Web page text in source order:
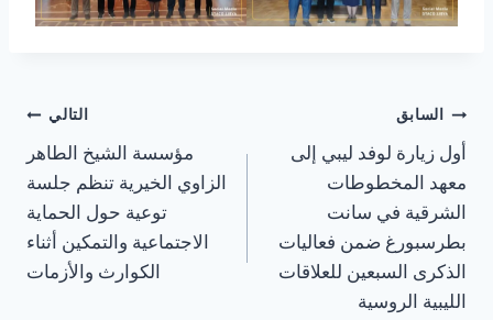
السابق
أول زيارة لوفد ليبي إلى
معهد المخطوطات
الشرقية في سانت
بطرسبورغ ضمن فعاليات
الذكرى السبعين للعلاقات
الليبية الروسية
التالي
مؤسسة الشيخ الطاهر
الزاوي الخيرية تنظم جلسة
توعية حول الحماية
الاجتماعية والتمكين أثناء
الكوارث والأزمات